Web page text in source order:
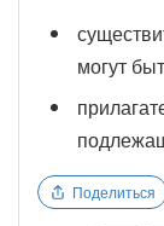
могут
Поделиться